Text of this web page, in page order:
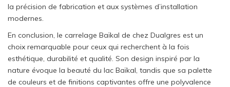
la précision de fabrication et aux systèmes d’installation
modernes.
En conclusion, le carrelage Baïkal de chez Dualgres est un
choix remarquable pour ceux qui recherchent à la fois
esthétique, durabilité et qualité. Son design inspiré par la
nature évoque la beauté du lac Baïkal, tandis que sa palette
de couleurs et de finitions captivantes offre une polyvalence